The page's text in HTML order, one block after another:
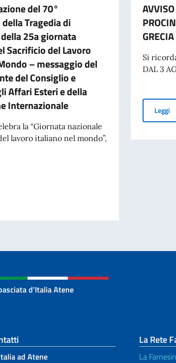
del 70°
Tragedia di
25a giornata
Sacrificio del Lavoro
– messaggio del
del Consiglio e
Affari Esteri e della
Internazionale
la “Giornata nazionale
lavoro italiano nel mondo”,
del 70° anniversario della Tragedia di
GRECIA
Si
DAL 3
Leggi
d'Italia Atene
footer
ad Atene
La Rete
La